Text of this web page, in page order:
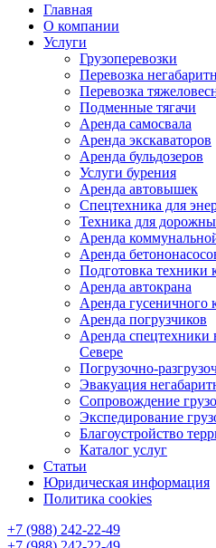
Главная
О компании
Услуги
Грузоперевозки
Перевозка
Перевозка
Подменные тягачи
Аренда самосвала
Аренда экскаваторов
Аренда бульдозеров
Услуги бурения
Аренда автовышек
Спецтехника для
Техника для
Аренда
Аренда
Подготовка техники
Аренда автокрана
Аренда гусеничного
Аренда погрузчиков
Аренда
Севере
Погрузочно-
Эвакуация
Сопровождение
Экспедирование
Благоустройство
Каталог услуг
Статьи
Юридическая информация
Политика cookies
+7 (988) 242-22-49